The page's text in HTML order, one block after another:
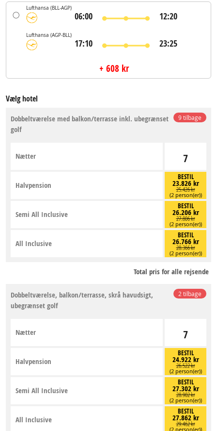
Lufthansa (BLL-AGP)
06:00 12:20
Lufthansa (AGP-BLL)
17:10 23:25
+ 608 kr
Vælg hotel
9 tilbage
Dobbeltværelse med balkon/terrasse inkl. ubegrænset
golf
7
Nætter
BESTIL
23.826 kr
25.426 kr
(2 person(er))
Halvpension
BESTIL
26.206 kr
27.806 kr
(2 person(er))
Semi All Inclusive
BESTIL
26.766 kr
28.366 kr
(2 person(er))
All Inclusive
Total pris for alle rejsende
2 tilbage
Dobbeltværelse, balkon/terrasse, skrå havudsigt,
ubegrænset golf
7
Nætter
BESTIL
24.922 kr
26.522 kr
(2 person(er))
Halvpension
BESTIL
27.302 kr
28.902 kr
(2 person(er))
Semi All Inclusive
BESTIL
27.862 kr
29.462 kr
(2 person(er))
All Inclusive